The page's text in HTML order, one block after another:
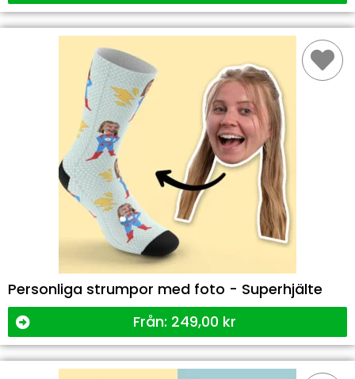
Personliga strumpor med foto - Superhjälte
Från: 249,00 kr